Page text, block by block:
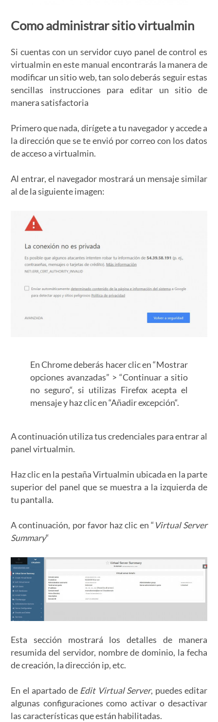
Como administrar sitio virtualmin
Si cuentas con un servidor cuyo panel de control es
virtualmin en este manual encontrarás la manera de
modificar un sitio web, tan solo deberás seguir estas
sencillas instrucciones para editar un sitio de
manera satisfactoria
Primero que nada, dirígete a tu navegador y accede a
la dirección que se te envió por correo con los datos
de acceso a virtualmin.
Al entrar, el navegador mostrará un mensaje similar
al de la siguiente imagen:
En Chrome deberás hacer clic en “Mostrar
opciones avanzadas” > “Continuar a sitio
no seguro“, si utilizas Firefox acepta el
mensaje y haz clic en “Añadir excepción“.
A continuación utiliza tus credenciales para entrar al
panel virtualmin.
Haz clic en la pestaña Virtualmin ubicada en la parte
superior del panel que se muestra a la izquierda de
tu pantalla.
A continuación, por favor haz clic en “Virtual Server
Summary“
Esta sección mostrará los detalles de manera
resumida del servidor, nombre de dominio, la fecha
de creación, la dirección ip, etc.
En el apartado de Edit Virtual Server, puedes editar
algunas configuraciones como activar o desactivar
las características que están habilitadas.